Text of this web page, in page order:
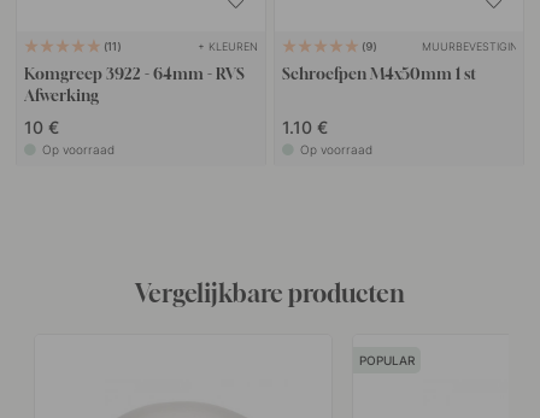
11 + KLEUREN
Komgreep 3922 - 64mm - RVS
Afwerking
10 €
Op voorraad
9 MUURBEVESTIGING
Schroefpen M4x50mm 1 st
1.10 €
Op voorraad
Vergelijkbare producten
POPULAR